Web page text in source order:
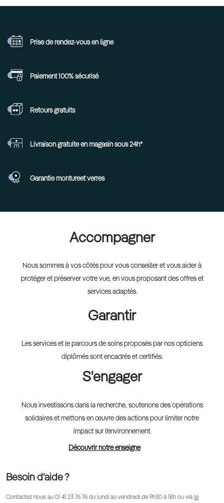
Prise de rendez-vous en ligne
Paiement 100%sécurisé
Retoursgratuits
Livraison gratuite en magasin sous 24h*
Garantie montureet verres
Accompagner
Nous sommes à vos côtés pour vous conseiller et vous aider à
protéger et préserver votre vue, en vous proposant des offres et
services adaptés.
Garantir
Les services et le parcours de soins proposés par nos opticiens
diplômés sont encadrés et certifiés.
S'engager
Nous investissons dans la recherche, soutenons des opérations
solidaires et mettons en œuvre des actions pour limiter notre
impact sur l’environnement.
Découvrir notre enseigne
Besoin d’aide ?
Contactez nous au 01 41 23 76 76 du lundi au vendredi de 9h30 à 18h ou via le